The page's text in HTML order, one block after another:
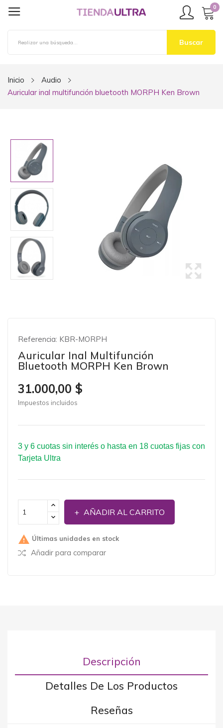
0
Buscar
Inicio
Audio
Auricular inal multifunción bluetooth MORPH Ken Brown
Referencia: KBR-MORPH
Auricular Inal Multifunción
Bluetooth MORPH Ken Brown
31.000,00 $
Impuestos incluidos
3 y 6 cuotas sin interés o hasta en 18 cuotas fijas con
Tarjeta Ultra
AÑADIR AL CARRITO
 Últimas unidades en stock
Añadir para comparar
Descripción
Detalles De Los Productos
Reseñas